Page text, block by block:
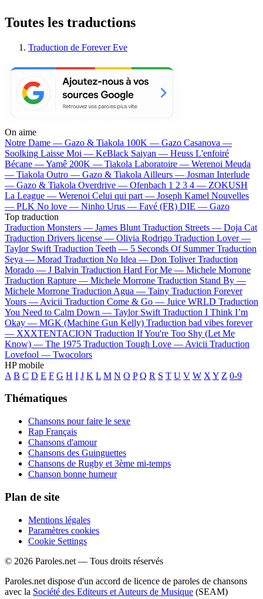
Toutes les traductions
Traduction de Forever Eve
On aime
Notre Dame — Gazo & Tiakola 100K — Gazo Casanova —
Soolking Laisse Moi — KeBlack Saiyan — Heuss L'enfoiré
Bécane —Yamê 200K — Tiakola Laboratoire — Werenoi Meuda
— Tiakola Outro — Gazo & Tiakola Ailleurs — Josman Interlude
— Gazo & Tiakola Overdrive — Ofenbach 1 2 3 4 — ZOKUSH
La League — Werenoi Celui qui part — Joseph Kamel Nouvelles
— PLK No love — Ninho Urus — Favé (FR) DIE — Gazo
Top traduction
Traduction Monsters — James Blunt Traduction Streets — Doja Cat
Traduction Drivers license — Olivia Rodrigo Traduction Lover —
Taylor Swift Traduction Teeth — 5 Seconds Of Summer Traduction
Seya — Morad Traduction No Idea — Don Toliver Traduction
Morado — J Balvin Traduction Hard For Me — Michele Morrone
Traduction Rapture — Michele Morrone Traduction Stand By —
Michele Morrone Traduction Agua — Tainy Traduction Forever
Yours — Avicii Traduction Come & Go — Juice WRLD Traduction
You Need to Calm Down — Taylor Swift Traduction I Think I’m
Okay — MGK (Machine Gun Kelly) Traduction bad vibes forever
— XXXTENTACION Traduction If You're Too Shy (Let Me
Know) — The 1975 Traduction Tough Love — Avicii Traduction
Lovefool — Twocolors
HP mobile
A B C D E F G H I J K L M N O P Q R S T U V W X Y Z 0-9
Thématiques
Chansons pour faire le sexe
Rap Français
Chansons d'amour
Chansons des Guinguettes
Chansons de Rugby et 3ème mi-temps
Chanson bonne humeur
Plan de site
Mentions légales
Paramètres cookies
Cookie Settings
© 2026 Paroles.net — Tous droits réservés
Paroles.net dispose d'un accord de licence de paroles de chansons
avec la Société des Editeurs et Auteurs de Musique (SEAM)